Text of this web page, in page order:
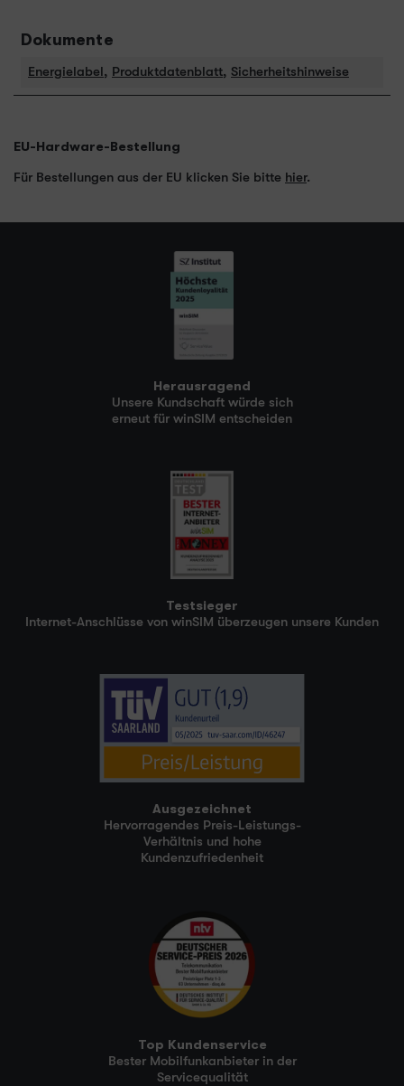
Dokumente
Energielabel, Produktdatenblatt, Sicherheitshinweise
EU-Hardware-Bestellung
Für Bestellungen aus der EU klicken Sie bitte hier.
Herausragend
Unsere Kundschaft würde sich
erneut für winSIM entscheiden
Testsieger
Internet-Anschlüsse von winSIM überzeugen unsere Kunden
Ausgezeichnet
Hervorragendes Preis-Leistungs-
Verhältnis und hohe
Kundenzufriedenheit
Top Kundenservice
Bester Mobilfunkanbieter in der
Servicequalität